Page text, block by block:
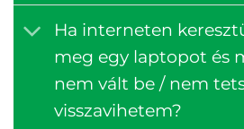
Ha interneten
meg egy laptopot és
nem vált be / nem
visszavihetem?